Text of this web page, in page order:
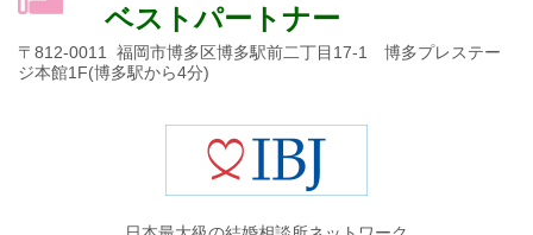
ベストパートナー
〒812-0011 福岡市博多区博多駅前二丁目17-1 博多プレステー
ジ本館1F(博多駅から4分)